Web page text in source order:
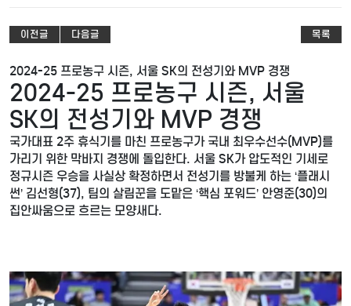
이전글 다음글 목록
2024-25 프로농구 시즌, 서울 SK의 전성기와 MVP 경쟁
2024-25 프로농구 시즌, 서울
SK의 전성기와 MVP 경쟁
국가대표 2주 휴식기를 마친 프로농구가 국내 최우수선수(MVP)를
가리기 위한 막바지 경쟁에 돌입한다. 서울 SK가 압도적인 기세로
정규시즌 우승을 사실상 확정하면서 전성기를 방불케 하는 ‘플래시
썬’ 김선형(37), 팀의 살림꾼을 도맡은 ‘핵심 포워드’ 안영준(30)의
집안싸움으로 흐르는 모양새다.